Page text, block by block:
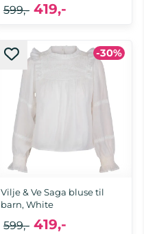
419,-
599,-
-30%
Vilje & Ve Saga bluse til
barn, White
419,-
599,-